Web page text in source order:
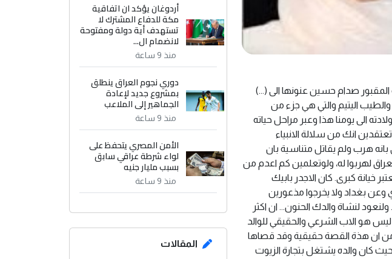
المقبور صدام حسين عنونها الى (...)
اليتيم والتي هي جزء من
الى يومنا هذا وعبر مراحل حياته
انك من سلالة الانبياء
بانه هرب ولم يقاتل متناسية بان
لهربوا له، ولوتعلمين كم اعدم من
خيانة كبرى. كان الاجدر بابيك
بغداد ولا يخرجوا مذعورين
لنشاة والدك الحنون... ان اكثر
هو الاب الشرعي والحقيقي للوالد
من ان هذة القصة حقيقية وقد قصاها
حيث كان والده يشتغل بتجارة الزيوت
أردوغان يؤكد ان اتفاقية
مكة للدفاع المشترك لا
تستهدف أية دولة ومفتوحة
لانضمام ال...
منذ 9 ساعة
دوري نجوم العراق ينطلق
بمشروع جديد لإعادة
الجماهير إلى الملاعب
منذ 9 ساعة
الأمن المصري يتحفظ على
لواء شرطة عراقي سابق
بسبب مليار جنيه
منذ 9 ساعة
المقالات